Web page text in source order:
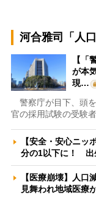
河合雅司「人
【「
が本
現…
警察庁が目下、頭
官の採用試験の受験
【安全・安心ニッ
分の1以下に！
【医療崩壊】人口
見舞われ地域医